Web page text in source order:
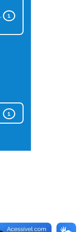
1
1